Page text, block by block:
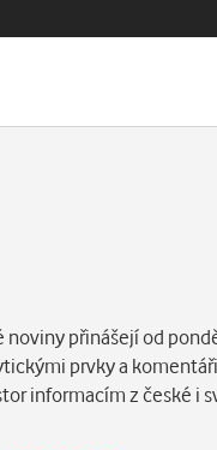
noviny přinášejí od
prvky a
informacím z české i